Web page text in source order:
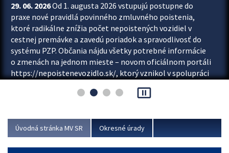
29. 06. 2026Od 1. augusta 2026 vstupujú postupne do
praxe nové pravidlá povinného zmluvného poistenia,
ktoré radikálne znížia počet nepoistených vozidiel v
cestnej premávke a zavedú poriadok a spravodlivosť do
systému PZP. Občania nájdu všetky potrebné informácie
o zmenách na jednom mieste – novom oficiálnom portáli
https://nepoistenevozidlo.sk/, ktorý vznikol v spolupráci
asociácie poisťovní (SLASPO) a Ministerstva vnútra SR.
Viac
pause_presentation
Úvodná stránka MV SR Okresné úrady